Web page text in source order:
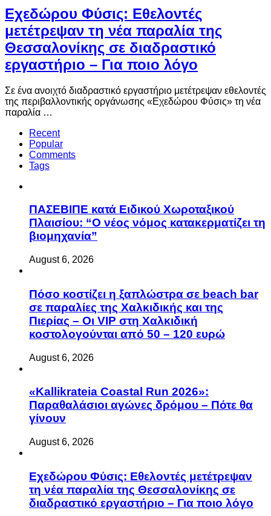
Eχεδώρου Φύσις: Εθελοντές
μετέτρεψαν τη νέα παραλία της
Θεσσαλονίκης σε διαδραστικό
εργαστήριο – Για ποιο λόγο
Σε ένα ανοιχτό διαδραστικό εργαστήριο μετέτρεψαν εθελοντές
της περιβαλλοντικής οργάνωσης «Εχεδώρου Φύσις» τη νέα
παραλία …
Recent
Popular
Comments
Tags
ΠΑΣΕΒΙΠΕ κατά Ειδικού Χωροταξικού
Πλαισίου: “Ο νέος νόμος κατακερματίζει τη
βιομηχανία”
August 6, 2026
Πόσο κοστίζει η ξαπλώστρα σε beach bar
σε παραλίες της Χαλκιδικής και της
Πιερίας – Οι VIP στη Χαλκιδική
κοστολογούνται από 50 – 120 ευρώ
August 6, 2026
«Kallikrateia Coastal Run 2026»:
Παραθαλάσιοι αγώνες δρόμου – Πότε θα
γίνουν
August 6, 2026
Eχεδώρου Φύσις: Εθελοντές μετέτρεψαν
τη νέα παραλία της Θεσσαλονίκης σε
διαδραστικό εργαστήριο – Για ποιο λόγο